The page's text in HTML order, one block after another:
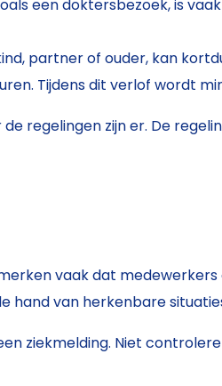
een doktersbezoek, is
partner of ouder, kan
Tijdens dit verlof wordt
regelingen zijn er. De
vaak dat
van herkenbare
ziekmelding. Niet